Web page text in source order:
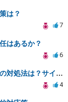
は？
7
はあるか？
6
ブラック企業からの不当な退職誓約書への対処法は？サインを断る方法は？
4